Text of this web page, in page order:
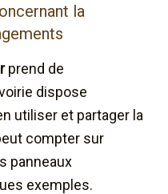
la
prend de
dispose
utiliser et partager la
compter sur
panneaux
exemples.